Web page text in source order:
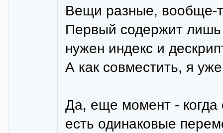
Вещи разные, вообще-
Первый содержит
нужен индекс и
А как совместить, я
Да, еще момент - когда
есть одинаковые